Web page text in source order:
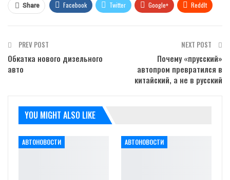
Share Facebook Twitter Google+ ReddIt
PREV POST
Обкатка нового дизельного
авто
NEXT POST
Почему «прусский»
автопром превратился в
китайский, а не в русский
YOU MIGHT ALSO LIKE
АВТОНОВОСТИ АВТОНОВОСТИ